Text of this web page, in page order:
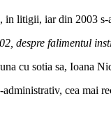
litigii, iar din 2003 s-
despre falimentul
cu sotia sa, Ioana
cea mai